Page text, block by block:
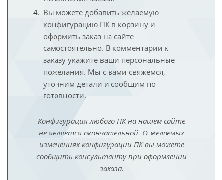
Вы можете добавить желаемую
конфигурацию ПК в корзину и
оформить заказ на сайте
самостоятельно. В комментарии к
заказу укажите ваши персональные
пожелания. Мы с вами свяжемся,
уточним детали и сообщим по
готовности.
Конфигурация любого ПК на нашем сайте
не является окончательной. О желаемых
изменениях конфигурации ПК вы можете
сообщить консультанту при оформлении
заказа.